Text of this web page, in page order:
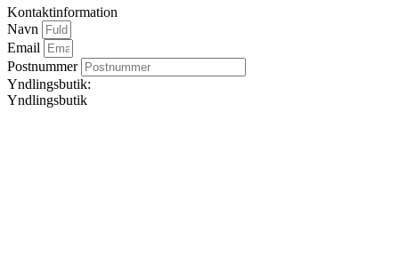
Kontaktinformation
Navn
Email
Postnummer
Yndlingsbutik:
Yndlingsbutik